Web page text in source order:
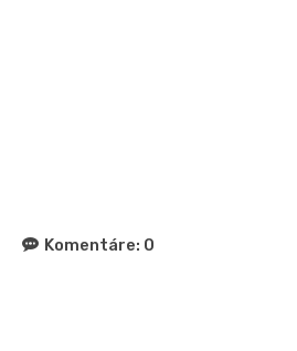
Komentáre: 0